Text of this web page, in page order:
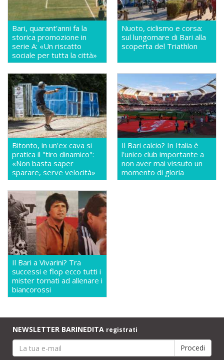
Bari, quarant'anni fa la
storica promozione in
serie A: «Un riscatto
sociale per tutta la città»
Nuoto, ciclismo e corsa:
sul lungomare di Bari alla
scoperta del Triathlon
Bitonto, in un'ex cava si
pratica il "tiro dinamico":
«Non basta saper
sparare, serve velocità»
Il Bari calcio? In Italia è
l'unico club importante a
non aver mai vissuto un
momento di gloria
Il Bari a Vivarini? Tra
successi e flop ecco tutti i
mister tornati ad allenare i
biancorossi
NEWSLETTER BARINEDITA registrati